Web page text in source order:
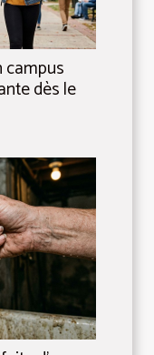
campus
dès le